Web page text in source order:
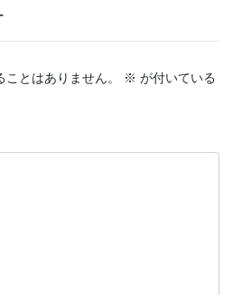
とはありません。 ※ が付いている